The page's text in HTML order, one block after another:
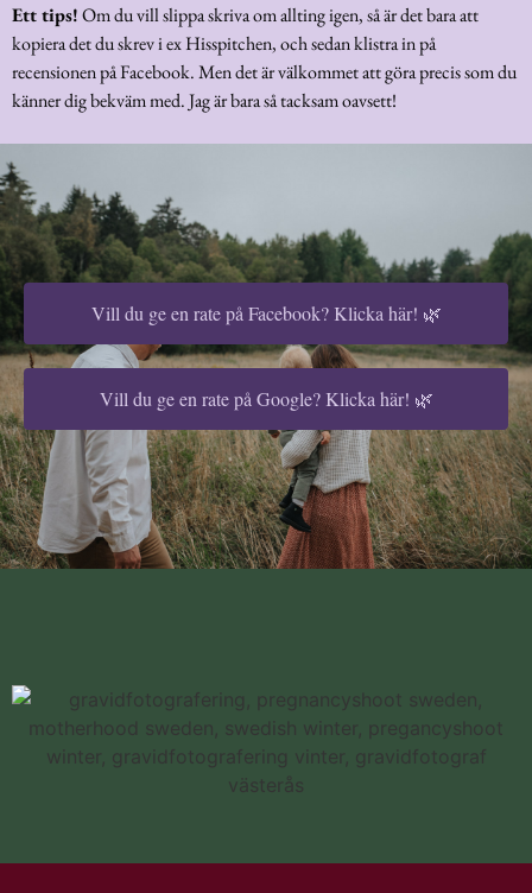
Ett tips!Om du vill slippa skriva om allting igen, så är det bara att
kopiera det du skrev i ex Hisspitchen, och sedan klistra in på
recensionen på Facebook. Men det är välkommet att göra precis som du
känner dig bekväm med. Jag är bara så tacksam oavsett!
Vill du ge en rate på Facebook? Klicka här! 🌿
Vill du ge en rate på Google? Klicka här! 🌿